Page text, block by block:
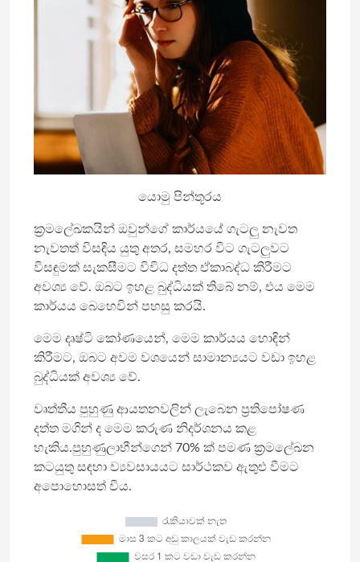
යොමු පින්තූරය
ක්‍රමලේඛකයින් ඔවුන්ගේ කාර්යයේ ගැටලු නැවත
නැවතත් විසඳිය යුතු අතර, සමහර විට ගැටලුවට
විසඳුමක් සැකසීමට විවිධ දත්ත ඒකාබද්ධ කිරීමට
අවශ්‍ය වේ. ඔබට ඉහළ බුද්ධියක් තිබේ නම්, එය මෙම
කාර්යය බෙහෙවින් පහසු කරයි.
මෙම දෘෂ්ටි කෝණයෙන්, මෙම කාර්යය හොඳින්
කිරීමට, ඔබට අවම වශයෙන් සාමාන්‍යයට වඩා ඉහළ
බුද්ධියක් අවශ්‍ය වේ.
වෘත්තීය පුහුණු ආයතනවලින් ලැබෙන ප්‍රතිපෝෂණ
දත්ත මගින් ද මෙම කරුණ නිදර්ශනය කළ
හැකිය.පුහුණුලාභීන්ගෙන් 70% ක් පමණ ක්‍රමලේඛන
කටයුතු සඳහා ව්‍යවසායයට සාර්ථකව ඇතුළු වීමට
අපොහොසත් විය.